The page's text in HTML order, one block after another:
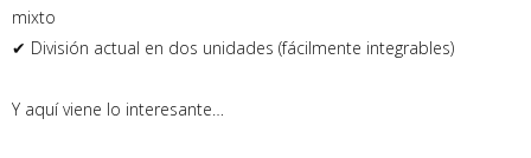
mixto
✔ División actual en dos unidades (fácilmente integrables)
Y aquí viene lo interesante…